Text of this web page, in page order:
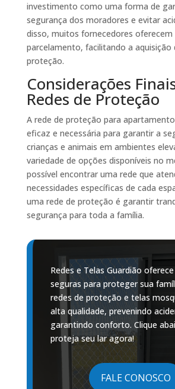
investimento como uma forma de
segurança dos moradores e evitar
disso, muitos fornecedores oferecem
parcelamento, facilitando a aquisição
proteção.
Considerações
Redes de Proteção
A rede de proteção para
eficaz e necessária para garantir a
crianças e animais em ambientes
variedade de opções disponíveis no
possível encontrar uma rede que
necessidades específicas de cada
uma rede de proteção é garantir
segurança para toda a família.
Redes e Telas Guardião
seguras para proteger sua
redes de proteção e telas
alta qualidade, prevenindo
garantindo conforto. Clique
proteja seu lar agora!
FALE CONOSCO